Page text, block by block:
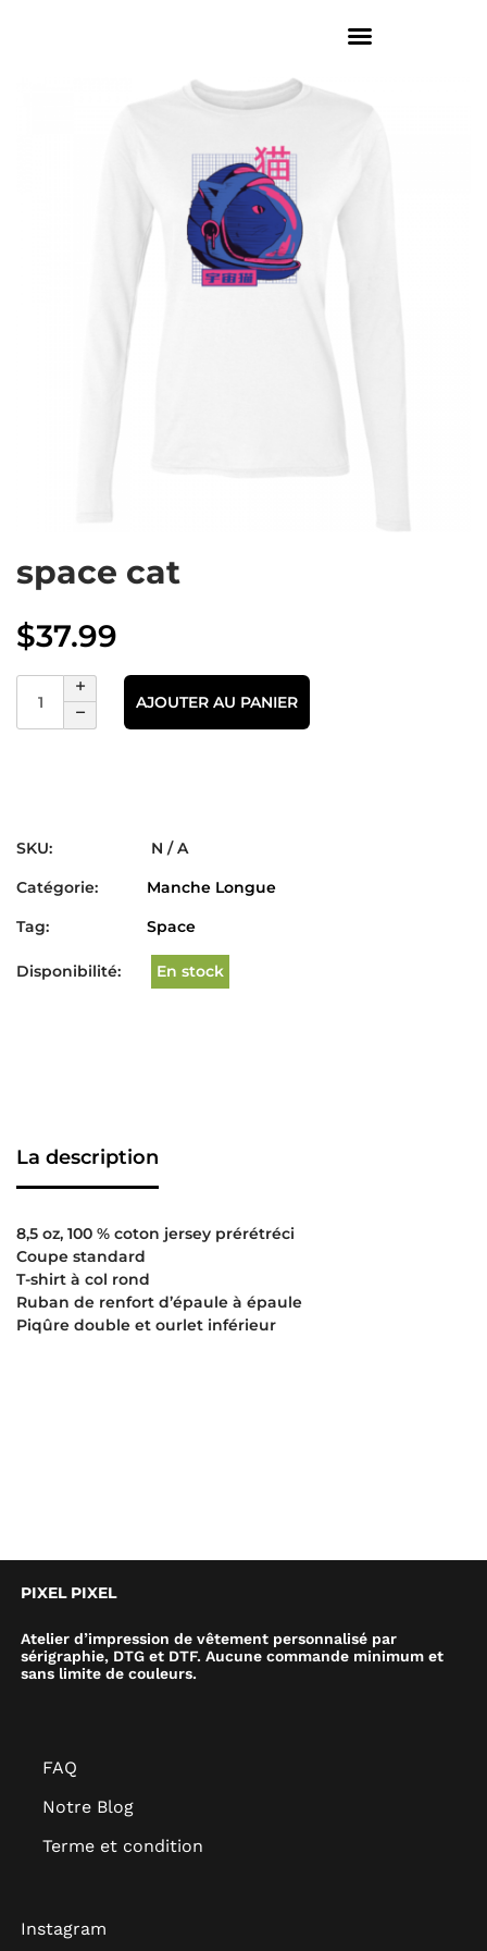
space cat
$37.99
AJOUTER AU PANIER
SKU:
N / A
Catégorie:
Manche Longue
Tag:
Space
Disponibilité: En stock
La description
8,5 oz, 100 % coton jersey prérétréci
Coupe standard
T-shirt à col rond
Ruban de renfort d’épaule à épaule
Piqûre double et ourlet inférieur
PIXEL PIXEL
Atelier d’impression de vêtement personnalisé par
sérigraphie, DTG et DTF. Aucune commande minimum et
sans limite de couleurs.
FAQ
Notre Blog
Terme et condition
Instagram